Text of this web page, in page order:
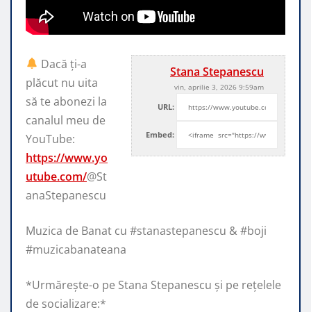
Stana Stepanescu
vin, aprilie 3, 2026 9:59am
URL:
Embed:
Dacă ți-a
plăcut nu uita
să te abonezi la
canalul meu de
YouTube:
https://www.yo
utube.com/@St
anaStepanescu
Muzica de Banat cu #stanastepanescu & #boji
#muzicabanateana
*Urmărește-o pe Stana Stepanescu și pe rețelele
de socializare:*